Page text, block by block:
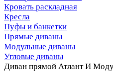
Кровать раскладная
Кресла
Пуфы и банкетки
Прямые диваны
Модульные диваны
Угловые диваны
Диван прямой Атлант И